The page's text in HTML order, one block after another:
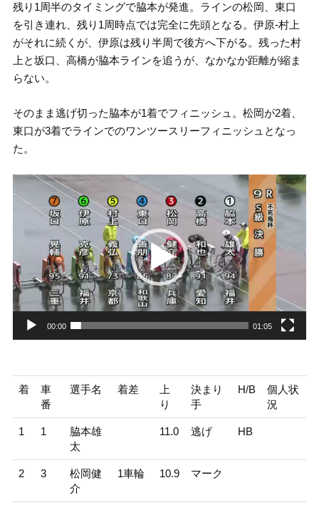
残り1周半のタイミングで脇本が発進。ラインの松岡、東口
を引き連れ、残り1周時点では完全に先頭となる。伊原-村上
がそれに続くが、伊原は残り半周で後方へ下がる。残った村
上と坂口、高橋が脇本ラインを追うが、なかなか距離が縮ま
らない。
そのまま逃げ切った脇本が1着でフィニッシュ。松岡が2着、
東口が3着でラインでのワンツースリーフィニッシュとなっ
た。
画
ヤ
ー
00:00 01:05
着
車
番
選手名 着差
上
り
決まり
手
H/B
個人状
況
1 1
脇本雄
太
11.0 逃げ HB
2 3
松岡健
介
1車輪 10.9 マーク